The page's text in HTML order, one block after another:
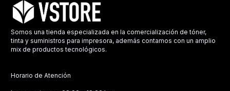
Somos una tienda especializada en la comercialización de tóner,
tinta y suministros para impresora, además contamos con un amplio
mix de productos tecnológicos.
Horario de Atención